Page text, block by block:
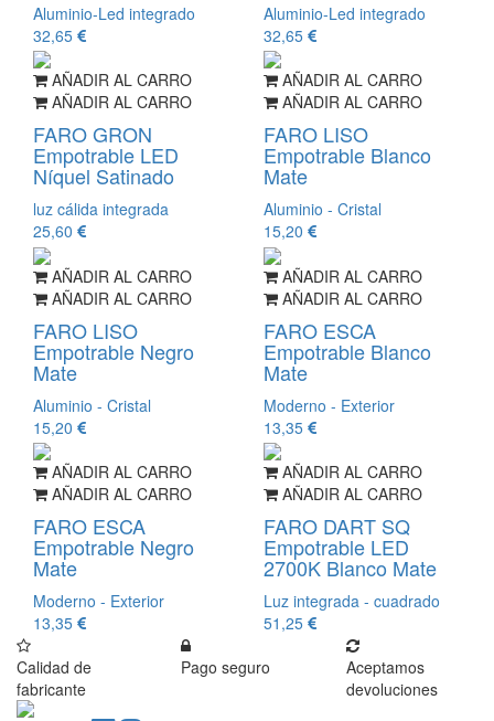
Aluminio-Led integrado
32,65
Aluminio-Led integrado
32,65
AÑADIR AL CARRO
AÑADIR AL CARRO
FARO GRON
Empotrable LED
Níquel Satinado
luz cálida integrada
25,60
AÑADIR AL CARRO
AÑADIR AL CARRO
FARO LISO
Empotrable Blanco
Mate
Aluminio - Cristal
15,20
AÑADIR AL CARRO
AÑADIR AL CARRO
FARO LISO
Empotrable Negro
Mate
Aluminio - Cristal
15,20
AÑADIR AL CARRO
AÑADIR AL CARRO
FARO ESCA
Empotrable Blanco
Mate
Moderno - Exterior
13,35
AÑADIR AL CARRO
AÑADIR AL CARRO
FARO ESCA
Empotrable Negro
Mate
Moderno - Exterior
13,35
AÑADIR AL CARRO
AÑADIR AL CARRO
FARO DART SQ
Empotrable LED
2700K Blanco Mate
Luz integrada - cuadrado
51,25
Calidad de
fabricante
Pago seguro
Aceptamos
devoluciones